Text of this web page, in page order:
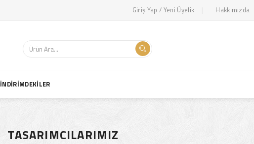
Giriş Yap / Yeni Üyelik Hakkımızda
İNDİRİMDEKİLER
TASARIMCILARIMIZ